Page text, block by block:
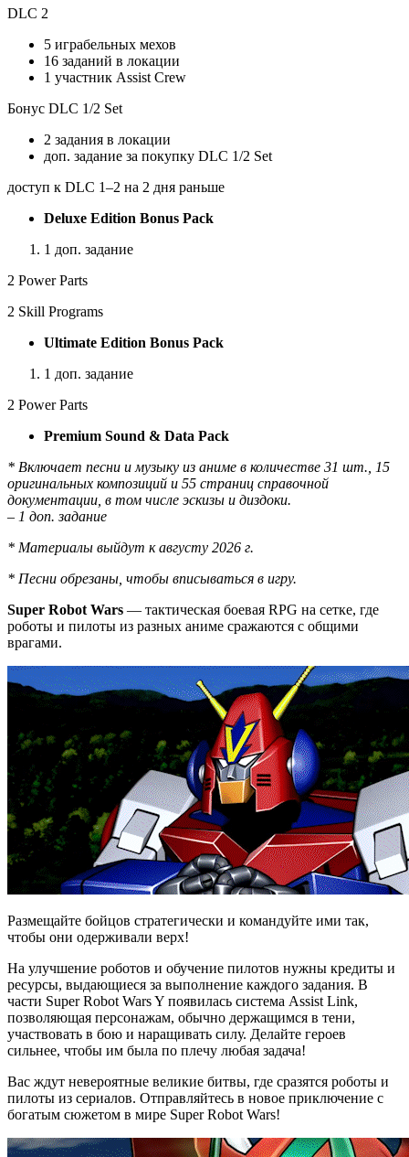
DLC 2
5 играбельных мехов
16 заданий в локации
1 участник Assist Crew
Бонус DLC 1/2 Set
2 задания в локации
доп. задание за покупку DLC 1/2 Set
доступ к DLC 1–2 на 2 дня раньше
Deluxe Edition Bonus Pack
1 доп. задание
2 Power Parts
2 Skill Programs
Ultimate Edition Bonus Pack
1 доп. задание
2 Power Parts
Premium Sound & Data Pack
* Включает песни и музыку из аниме в количестве 31 шт., 15
оригинальных композиций и 55 страниц справочной
документации, в том числе эскизы и диздоки.
– 1 доп. задание
* Материалы выйдут к августу 2026 г.
* Песни обрезаны, чтобы вписываться в игру.
Super Robot Wars — тактическая боевая RPG на сетке, где
роботы и пилоты из разных аниме сражаются с общими
врагами.
Размещайте бойцов стратегически и командуйте ими так,
чтобы они одерживали верх!
На улучшение роботов и обучение пилотов нужны кредиты и
ресурсы, выдающиеся за выполнение каждого задания. В
части Super Robot Wars Y появилась система Assist Link,
позволяющая персонажам, обычно держащимся в тени,
участвовать в бою и наращивать силу. Делайте героев
сильнее, чтобы им была по плечу любая задача!
Вас ждут невероятные великие битвы, где сразятся роботы и
пилоты из сериалов. Отправляйтесь в новое приключение с
богатым сюжетом в мире Super Robot Wars!